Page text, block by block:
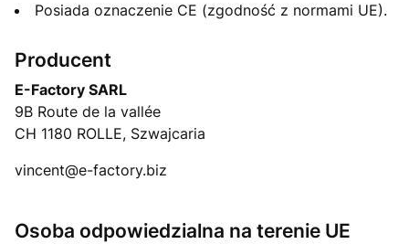
Posiada oznaczenie CE (zgodność z normami UE).
Producent
E-Factory SARL
9B Route de la vallée
CH 1180 ROLLE, Szwajcaria
vincent@e-factory.biz
Osoba odpowiedzialna na terenie UE